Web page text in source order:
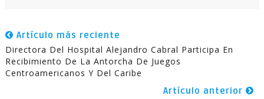
Artículo más reciente
Directora Del Hospital Alejandro Cabral Participa En
Recibimiento De La Antorcha De Juegos
Centroamericanos Y Del Caribe
Artículo anterior